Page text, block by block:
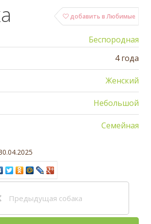
добавить в Любимые
Беспородная
4 года
Женский
Небольшой
Семейная
Предыдущая собака